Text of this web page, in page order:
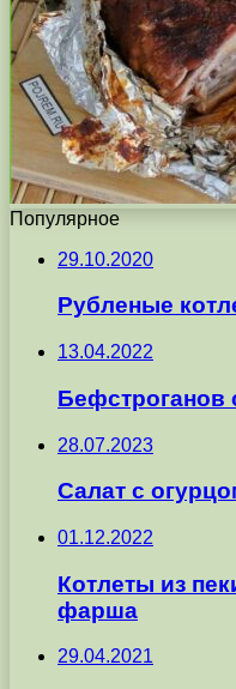
Популярное
29.10.2020
Рубленые
13.04.2022
Бефстроганов
28.07.2023
Салат с
01.12.2022
Котлеты из
фарша
29.04.2021